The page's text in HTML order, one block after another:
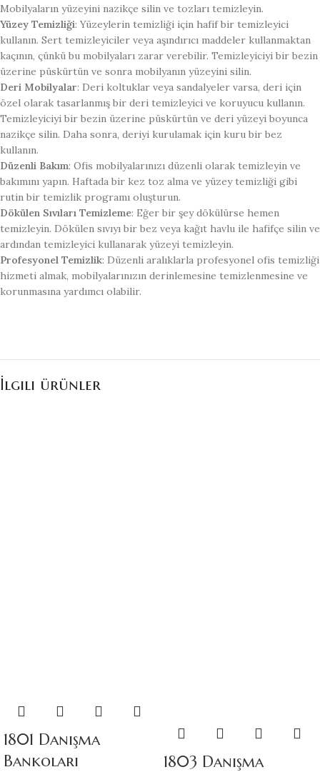
Mobilyaların yüzeyini nazikçe silin ve tozları temizleyin.
Yüzey Temizliği: Yüzeylerin temizliği için hafif bir temizleyici
kullanın. Sert temizleyiciler veya aşındırıcı maddeler kullanmaktan
kaçının, çünkü bu mobilyaları zarar verebilir. Temizleyiciyi bir bezin
üzerine püskürtün ve sonra mobilyanın yüzeyini silin.
Deri Mobilyalar: Deri koltuklar veya sandalyeler varsa, deri için
özel olarak tasarlanmış bir deri temizleyici ve koruyucu kullanın.
Temizleyiciyi bir bezin üzerine püskürtün ve deri yüzeyi boyunca
nazikçe silin. Daha sonra, deriyi kurulamak için kuru bir bez
kullanın.
Düzenli Bakım: Ofis mobilyalarınızı düzenli olarak temizleyin ve
bakımını yapın. Haftada bir kez toz alma ve yüzey temizliği gibi
rutin bir temizlik programı oluşturun.
Dökülen Sıvıları Temizleme: Eğer bir şey dökülürse hemen
temizleyin. Dökülen sıvıyı bir bez veya kağıt havlu ile hafifçe silin ve
ardından temizleyici kullanarak yüzeyi temizleyin.
Profesyonel Temizlik: Düzenli aralıklarla profesyonel ofis temizliği
hizmeti almak, mobilyalarınızın derinlemesine temizlenmesine ve
korunmasına yardımcı olabilir.
İlgili ürünler
1801 Danışma
Bankoları
1803 Danışma